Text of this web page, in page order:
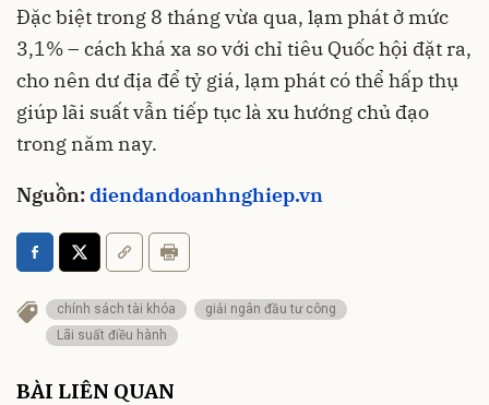
Đặc biệt trong 8 tháng vừa qua, lạm phát ở mức
3,1% – cách khá xa so với chỉ tiêu Quốc hội đặt ra,
cho nên dư địa để tỷ giá, lạm phát có thể hấp thụ
giúp lãi suất vẫn tiếp tục là xu hướng chủ đạo
trong năm nay.
Nguồn:diendandoanhnghiep.vn
chính sách tài khóa
giải ngân đầu tư công
Lãi suất điều hành
BÀI LIÊN QUAN